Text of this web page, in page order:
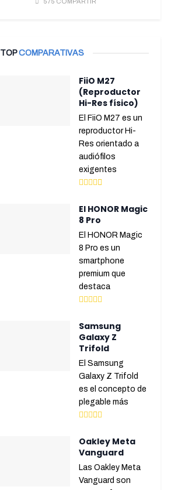
575 COMPARTIR
TOPCOMPARATIVAS
FiiO M27
(Reproductor
Hi-Res físico)
El FiiO M27 es un
reproductor Hi-
Res orientado a
audiófilos
exigentes
El HONOR Magic
8 Pro
El HONOR Magic
8 Pro es un
smartphone
premium que
destaca
Samsung
Galaxy Z
Trifold
El Samsung
Galaxy Z Trifold
es el concepto de
plegable más
Oakley Meta
Vanguard
Las Oakley Meta
Vanguard son